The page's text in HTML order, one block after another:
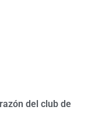
del club de